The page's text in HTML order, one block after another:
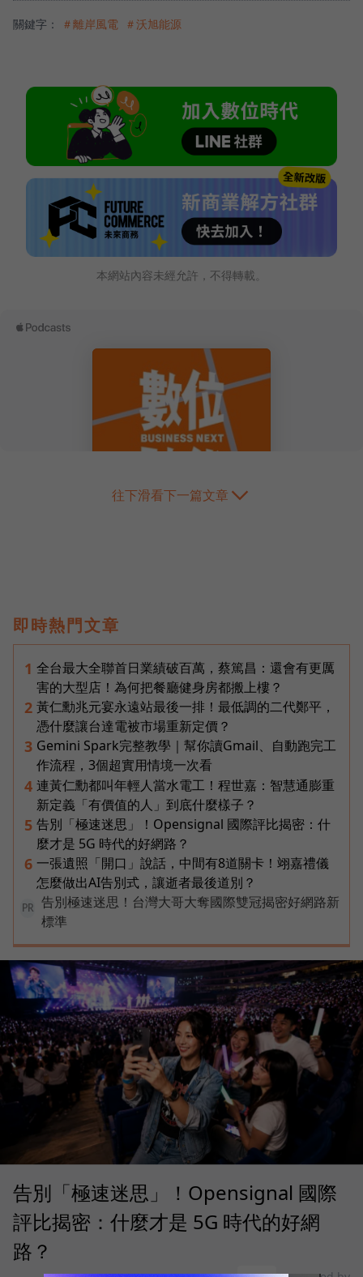
關鍵字： ＃離岸風電 ＃沃旭能源
本網站內容未經允許，不得轉載。
往下滑看下一篇文章
即時熱門文章
1 全台最大全聯首日業績破百萬，蔡篤昌：還會有更厲
害的大型店！為何把餐廳健身房都搬上樓？
2 黃仁勳兆元宴永遠站最後一排！最低調的二代鄭平，
憑什麼讓台達電被市場重新定價？
3 Gemini Spark完整教學｜幫你讀Gmail、自動跑完工
作流程，3個超實用情境一次看
4 連黃仁勳都叫年輕人當水電工！程世嘉：智慧通膨重
新定義「有價值的人」到底什麼樣子？
5 告別「極速迷思」！Opensignal 國際評比揭密：什
麼才是 5G 時代的好網路？
6 一張遺照「開口」說話，中間有8道關卡！翊嘉禮儀
怎麼做出AI告別式，讓逝者最後道別？
PR
告別極速迷思！台灣大哥大奪國際雙冠揭密好網路新
標準
告別「極速迷思」！Opensignal 國際
評比揭密：什麼才是 5G 時代的好網
路？